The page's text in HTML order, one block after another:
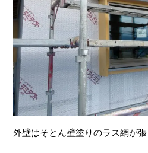
外壁はそとん壁塗りのラス網が